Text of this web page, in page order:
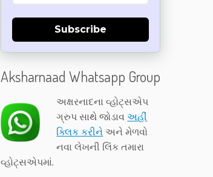
Subscribe
Aksharnaad Whatsapp Group
અક્ષરનાદના વ્હોટ્સએપ
ગ્રુપ સાથે જોડાવઅહીં
ક્લિક કરીને અને મેળવો
નવા લેખની લિંક તમારા
વ્હોટ્સએપમાં.